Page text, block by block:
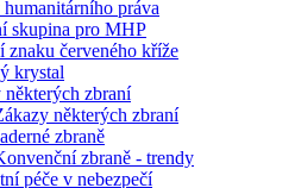
humanitárního práva
skupina pro MHP
znaku červeného kříže
krystal
některých zbraní
některých zbraní
zbraně
zbraně - trendy
péče v nebezpečí